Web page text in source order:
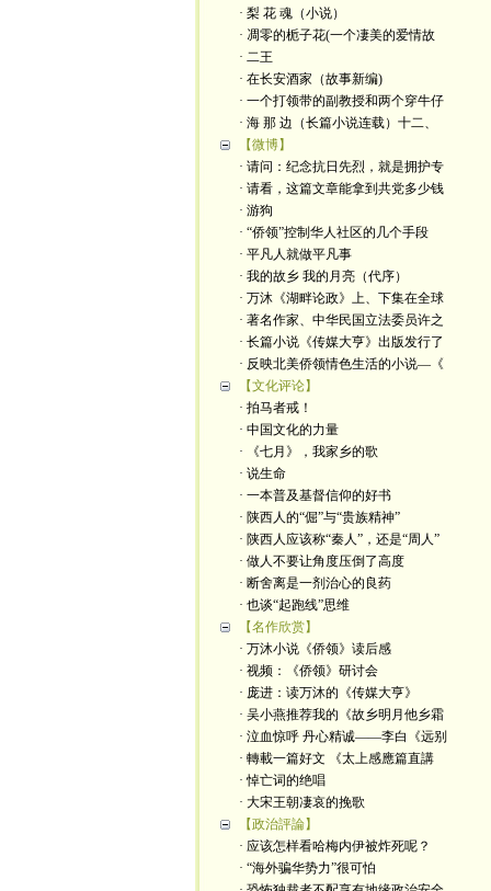
· 梨 花 魂（小说）
· 凋零的栀子花(一个凄美的爱情故
· 二王
· 在长安酒家（故事新编)
· 一个打领带的副教授和两个穿牛仔
· 海 那 边（长篇小说连载）十二、
【微博】
· 请问：纪念抗日先烈，就是拥护专
· 请看，这篇文章能拿到共党多少钱
· 游狗
· “侨领”控制华人社区的几个手段
· 平凡人就做平凡事
· 我的故乡 我的月亮（代序）
· 万沐《湖畔论政》上、下集在全球
· 著名作家、中华民国立法委员许之
· 长篇小说《传媒大亨》出版发行了
· 反映北美侨领情色生活的小说—《
【文化评论】
· 拍马者戒！
· 中国文化的力量
· 《七月》，我家乡的歌
· 说生命
· 一本普及基督信仰的好书
· 陕西人的“倔”与“贵族精神”
· 陕西人应该称“秦人”，还是“周人”
· 做人不要让角度压倒了高度
· 断舍离是一剂治心的良药
· 也谈“起跑线”思维
【名作欣赏】
· 万沐小说《侨领》读后感
· 视频：《侨领》研讨会
· 庞进：读万沐的《传媒大亨》
· 吴小燕推荐我的《故乡明月他乡霜
· 泣血惊呼 丹心精诚——李白《远别
· 轉載一篇好文 《太上感應篇直講
· 悼亡词的绝唱
· 大宋王朝凄哀的挽歌
【政治評論】
· 应该怎样看哈梅内伊被炸死呢？
· “海外骗华势力”很可怕